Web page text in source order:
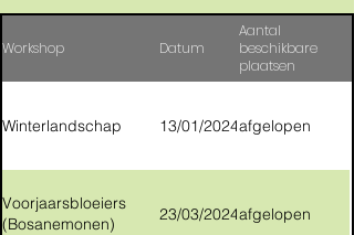
Workshop Datum
Aantal
beschikbare
plaatsen
Winterlandschap 13/01/2024afgelopen
Voorjaarsbloeiers
(Bosanemonen)
23/03/2024afgelopen